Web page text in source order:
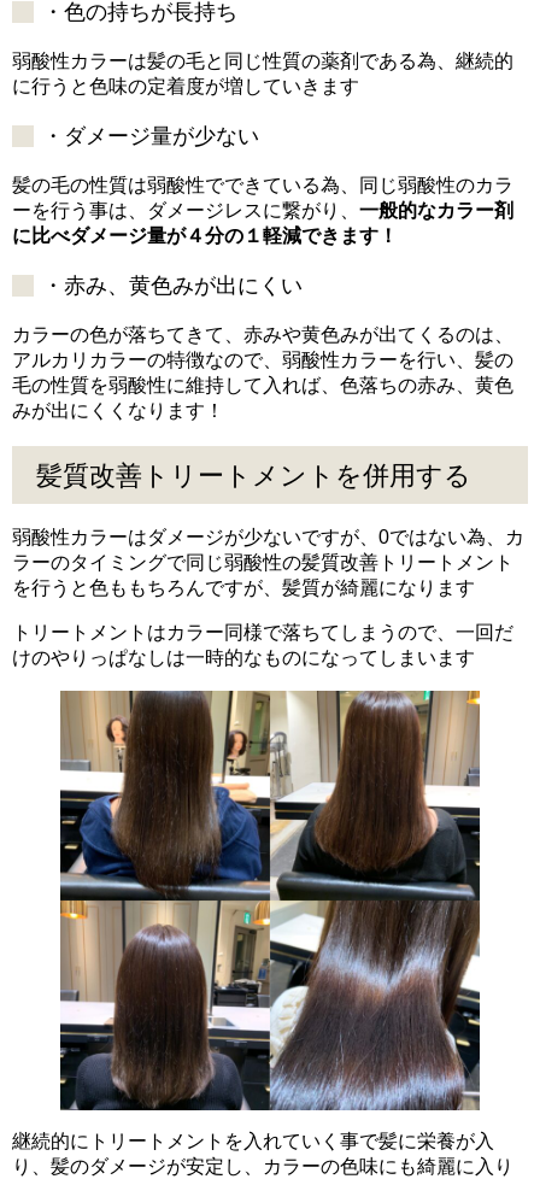
・色の持ちが長持ち
弱酸性カラーは髪の毛と同じ性質の薬剤である為、継続的
に行うと色味の定着度が増していきます
・ダメージ量が少ない
髪の毛の性質は弱酸性でできている為、同じ弱酸性のカラ
ーを行う事は、ダメージレスに繋がり、 一般的なカラー剤
に比べダメージ量が４分の１軽減できます！
・赤み、黄色みが出にくい
カラーの色が落ちてきて、赤みや黄色みが出てくるのは、
アルカリカラーの特徴なので、弱酸性カラーを行い、髪の
毛の性質を弱酸性に維持して入れば、色落ちの赤み、黄色
みが出にくくなります！
髪質改善トリートメントを併用する
弱酸性カラーはダメージが少ないですが、0ではない為、カ
ラーのタイミングで同じ弱酸性の髪質改善トリートメント
を行うと色ももちろんですが、髪質が綺麗になります
トリートメントはカラー同様で落ちてしまうので、一回だ
けのやりっぱなしは一時的なものになってしまいます
継続的にトリートメントを入れていく事で髪に栄養が入
り、髪のダメージが安定し、カラーの色味にも綺麗に入り